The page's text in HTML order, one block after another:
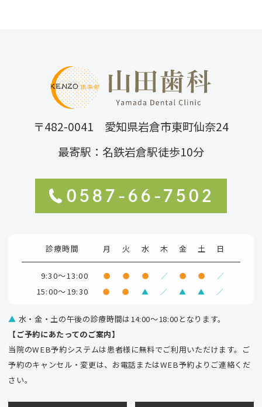
〒482-0041 愛知県岩倉市東町仙奈24
最寄駅：名鉄岩倉駅徒歩10分
0587-66-7502
診療時間 月 火 水 木 金 土 日
9:30～13:00 ● ● ● ／ ● ● ／
15:00～19:30 ● ● ▲ ／ ▲ ▲ ／
▲ 水・金・土の午後の診療時間は14:00～18:00となります。
【ご予約にあたってのご案内】
当院のWEB予約システムは患者様に無料でご利用いただけます。ご
予約のキャンセル・変更は、お電話またはWEB予約よりご連絡くだ
さい。